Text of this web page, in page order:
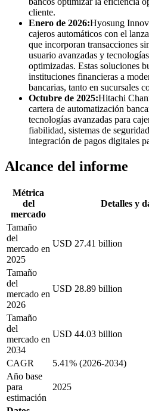
cliente.
Enero de 2026:Hyosung
cajeros automáticos con el
que incorporan transacciones
usuario avanzadas y
optimizadas. Estas soluciones
instituciones financieras a
bancarias, tanto en sucursales
Octubre de 2025:Hitachi
cartera de automatización
tecnologías avanzadas para
fiabilidad, sistemas de
integración de pagos digitales
Alcance del informe
Métrica
del
mercado
Detalles y
Tamaño
del
mercado en
2025
USD 27.41 billion
Tamaño
del
mercado en
2026
USD 28.89 billion
Tamaño
del
mercado en
2034
USD 44.03 billion
CAGR
5.41% (2026-2034)
Año base
para
estimación
2025